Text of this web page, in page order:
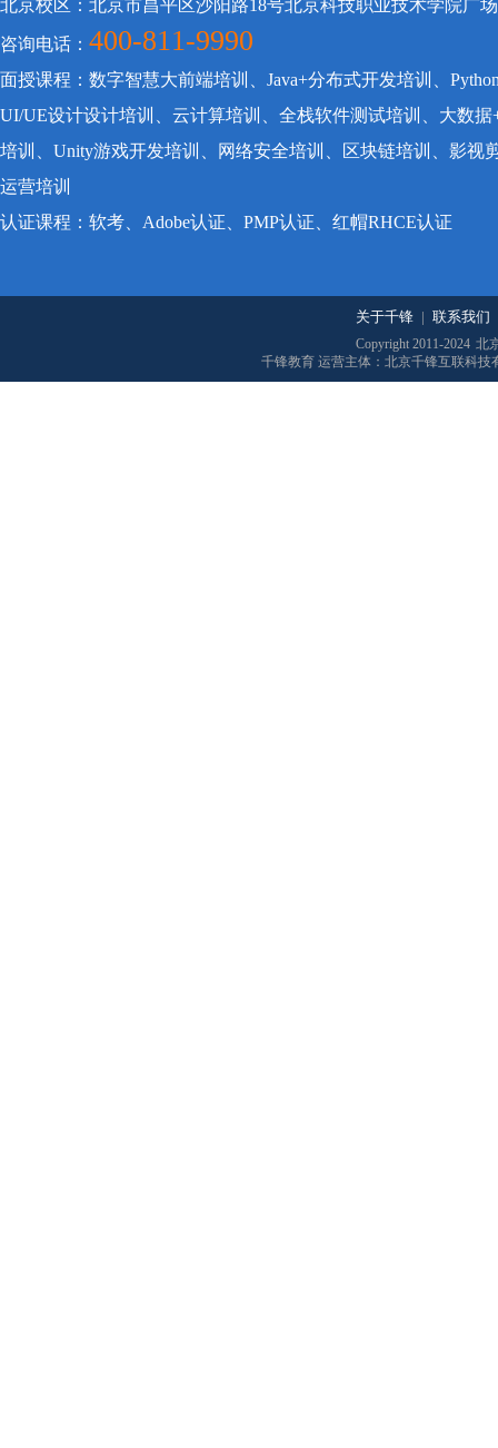
北京校区：北京市昌平区沙阳路18号北京科技职业技术学院广
咨询电话： 400-811-9990
面授课程：数字智慧大前端培训、Java+分布式开发培训、
UI/UE设计设计培训、云计算培训、全栈软件测试培训、大数
培训、Unity游戏开发培训、网络安全培训、区块链培训、影视
运营培训
认证课程：软考、Adobe认证、PMP认证、红帽RHCE认证
关于千锋 | 联系我们
Copyright 2011-2024 北
千锋教育 运营主体：北京千锋互联科